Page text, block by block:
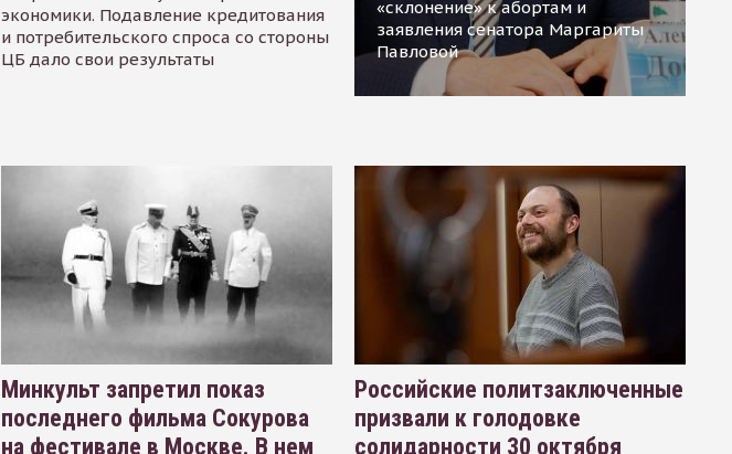
экономики. Подавление кредитования
и потребительского спроса со стороны
ЦБ дало свои результаты
«склонение» к абортам и
заявления сенатора Маргариты
Павловой
Минкульт запретил показ
последнего фильма Сокурова
на фестивале в Москве. В нем
Российские политзаключенные
призвали к голодовке
солидарности 30 октября